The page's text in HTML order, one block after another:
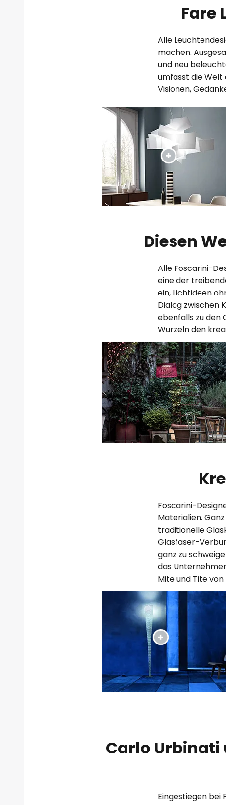
Fare
Alle
machen.
und neu
umfasst die Welt
Visionen,
Diesen
Alle Foscarini-
eine der
ein, Lichtideen
Dialog zwischen
ebenfalls zu den
Wurzeln den
Foscarini-
Materialien.
traditionelle
Glasfaser-
ganz zu
das
Mite und Tite
Carlo Urbinati
Eingestiegen bei